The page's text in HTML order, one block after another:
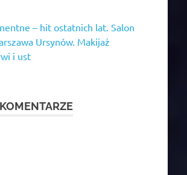
– hit ostatnich lat. Salon
Ursynów. Makijaż
i ust